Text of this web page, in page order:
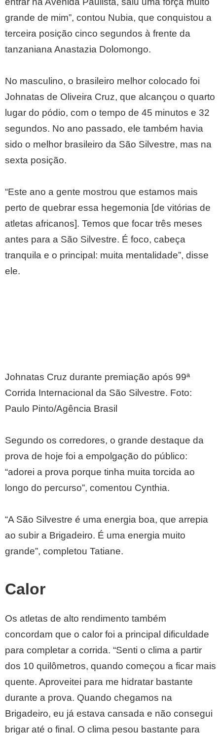
grande de mim”, contou Nubia, que conquistou a
terceira posição cinco segundos à frente da
tanzaniana Anastazia Dolomongo.
No masculino, o brasileiro melhor colocado foi
Johnatas de Oliveira Cruz, que alcançou o quarto
lugar do pódio, com o tempo de 45 minutos e 32
segundos. No ano passado, ele também havia
sido o melhor brasileiro da São Silvestre, mas na
sexta posição.
“Este ano a gente mostrou que estamos mais
perto de quebrar essa hegemonia [de vitórias de
atletas africanos]. Temos que focar três meses
antes para a São Silvestre. É foco, cabeça
tranquila e o principal: muita mentalidade”, disse
ele.
Johnatas Cruz durante premiação após 99ª
Corrida Internacional da São Silvestre. Foto:
Paulo Pinto/Agência Brasil
Segundo os corredores, o grande destaque da
prova de hoje foi a empolgação do público:
“adorei a prova porque tinha muita torcida ao
longo do percurso”, comentou Cynthia.
“A São Silvestre é uma energia boa, que arrepia
ao subir a Brigadeiro. É uma energia muito
grande”, completou Tatiane.
Calor
Os atletas de alto rendimento também
concordam que o calor foi a principal dificuldade
para completar a corrida. “Senti o clima a partir
dos 10 quilômetros, quando começou a ficar mais
quente. Aproveitei para me hidratar bastante
durante a prova. Quando chegamos na
Brigadeiro, eu já estava cansada e não consegui
brigar até o final. O clima pesou bastante para